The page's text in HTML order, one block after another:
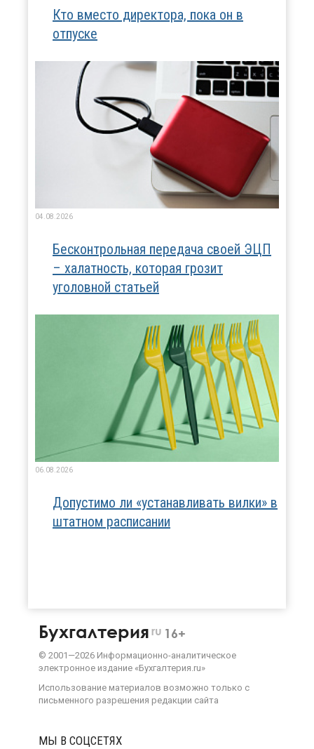
Кто вместо директора, пока он в
отпуске
04.08.2026
Бесконтрольная передача своей ЭЦП
– халатность, которая грозит
уголовной статьей
06.08.2026
Допустимо ли «устанавливать вилки» в
штатном расписании
Бухгалтерия ru 16+
© 2001—2026 Информационно-аналитическое
электронное издание «Бухгалтерия.ru»
Использование материалов возможно только с
письменного разрешения редакции сайта
МЫ В СОЦСЕТЯХ